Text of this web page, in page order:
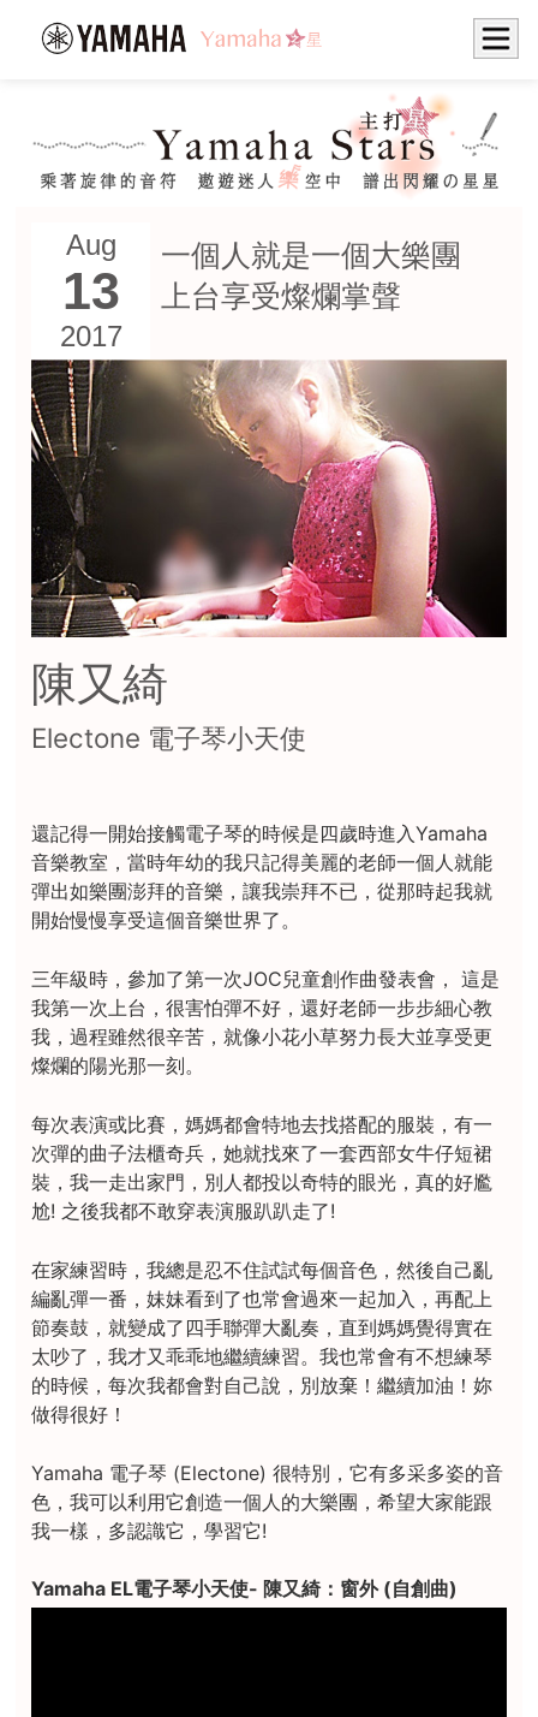
Aug
13
2017
一個人就是一個大樂團
上台享受燦爛掌聲
陳又綺
Electone 電子琴小天使
還記得一開始接觸電子琴的時候是四歲時進入Yamaha
音樂教室，當時年幼的我只記得美麗的老師一個人就能
彈出如樂團澎拜的音樂，讓我崇拜不已，從那時起我就
開始慢慢享受這個音樂世界了。
三年級時，參加了第一次JOC兒童創作曲發表會， 這是
我第一次上台，很害怕彈不好，還好老師一步步細心教
我，過程雖然很辛苦，就像小花小草努力長大並享受更
燦爛的陽光那一刻。
每次表演或比賽，媽媽都會特地去找搭配的服裝，有一
次彈的曲子法櫃奇兵，她就找來了一套西部女牛仔短裙
裝，我一走出家門，別人都投以奇特的眼光，真的好尷
尬! 之後我都不敢穿表演服趴趴走了!
在家練習時，我總是忍不住試試每個音色，然後自己亂
編亂彈一番，妹妹看到了也常會過來一起加入，再配上
節奏鼓，就變成了四手聯彈大亂奏，直到媽媽覺得實在
太吵了，我才又乖乖地繼續練習。我也常會有不想練琴
的時候，每次我都會對自己說，別放棄！繼續加油！妳
做得很好！
Yamaha 電子琴 (Electone) 很特別，它有多采多姿的音
色，我可以利用它創造一個人的大樂團，希望大家能跟
我一樣，多認識它，學習它!
Yamaha EL電子琴小天使- 陳又綺：窗外 (自創曲)